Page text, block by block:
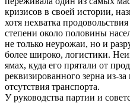
кризисов в своей истории,
хотя нехватка
степени около половины
не только неурожаи, но и
более широко, логистики.
ямах, куда его прятали от
реквизированного зерна из-
отсутствия транспорта.
У руководства партии и